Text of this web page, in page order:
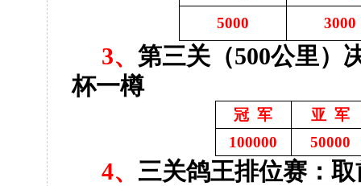
5000 3000
3、 第三关（500公里）
杯一樽
冠 军 亚 军
100000
50000
4、 三关鸽王排位赛：